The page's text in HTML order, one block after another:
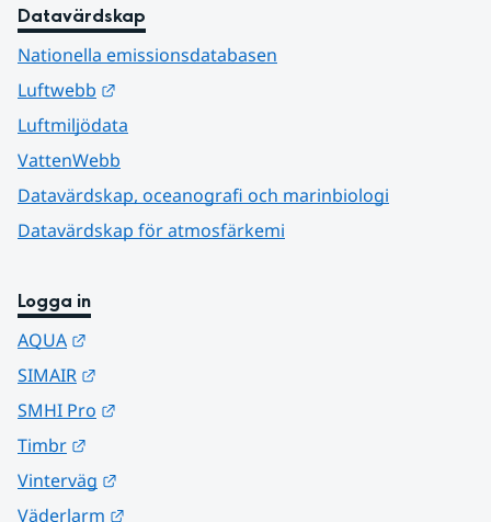
Datavärdskap
Nationella emissionsdatabasen
Luftwebb
Luftmiljödata
VattenWebb
Datavärdskap, oceanografi och marinbiologi
Datavärdskap för atmosfärkemi
Logga in
AQUA
SIMAIR
SMHI Pro
Timbr
Vinterväg
Väderlarm